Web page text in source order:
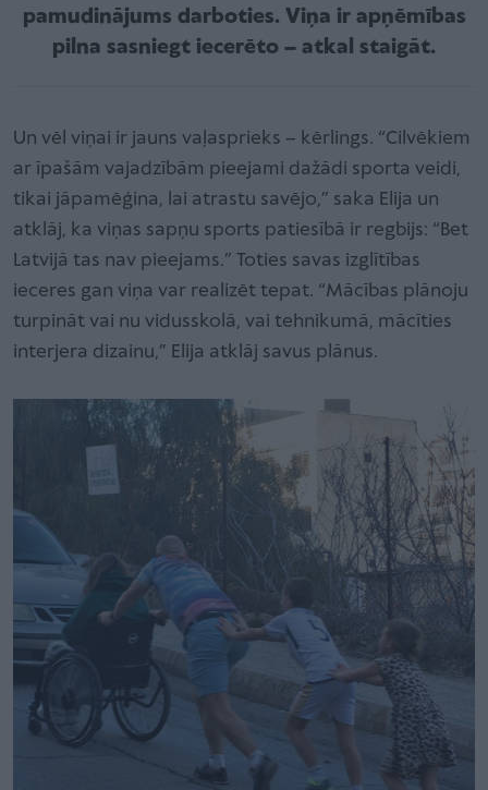
pamudinājums darboties. Viņa ir apņēmības
pilna sasniegt iecerēto – atkal staigāt.
Un vēl viņai ir jauns vaļasprieks – kērlings. “Cilvēkiem
ar īpašām vajadzībām pieejami dažādi sporta veidi,
tikai jāpamēģina, lai atrastu savējo,” saka Elija un
atklāj, ka viņas sapņu sports patiesībā ir regbijs: “Bet
Latvijā tas nav pieejams.” Toties savas izglītības
ieceres gan viņa var realizēt tepat. “Mācības plānoju
turpināt vai nu vidusskolā, vai tehnikumā, mācīties
interjera dizainu,” Elija atklāj savus plānus.